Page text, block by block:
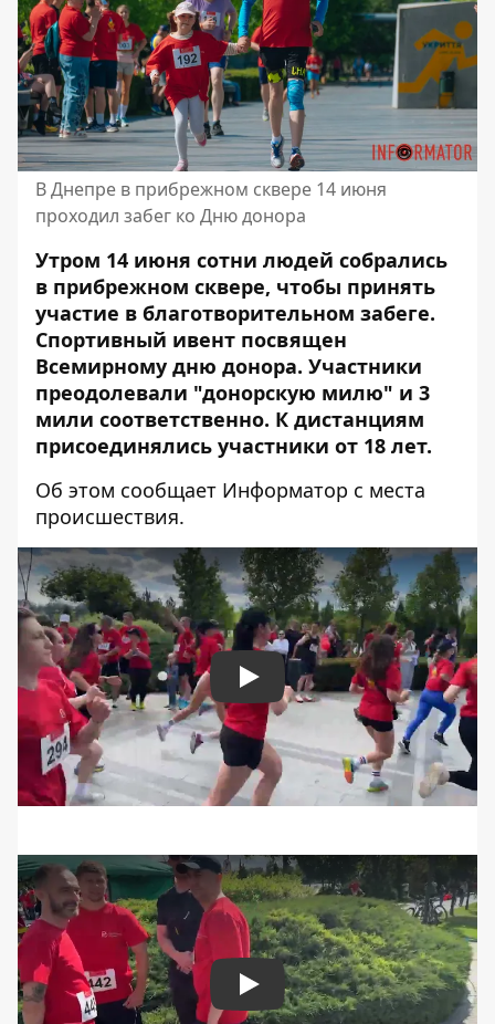
В Днепре в прибрежном сквере 14 июня
проходил забег ко Дню донора
Утром 14 июня сотни людей собрались
в прибрежном сквере, чтобы принять
участие в благотворительном забеге.
Спортивный ивент посвящен
Всемирному дню донора. Участники
преодолевали "донорскую милю" и 3
мили соответственно. К дистанциям
присоединялись участники от 18 лет.
Об этом сообщает Информатор с места
происшествия.
Play
Play